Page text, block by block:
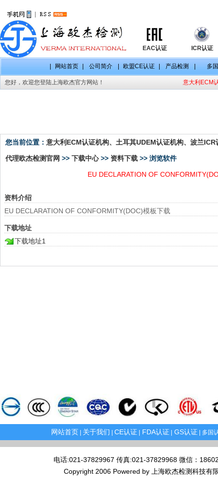
EAC认证 ICR认证
网站首页 公司简介 欧盟CE认证 产品检测 多
您好，欢迎您登陆上海欧杰官方网站！ 意大利ECM
您当前位置： 意大利ECM认证机构、土耳其UDEM认证机构、波兰
代理欧杰检测官网 >> 下载中心>> 资料下载 >> 浏览软件
EU DECLARATION OF
资料介绍
EU DECLARATION OF CONFORMITY(DOC)模板下载
下载地址
下载地址1
网站首页 关于我们 CE认证 FDA认证 GS认证 | 多国
电话:021-37829967 传真:021-37829968 微信：
Copyright 2006 Powered by 上海欧杰检测科技